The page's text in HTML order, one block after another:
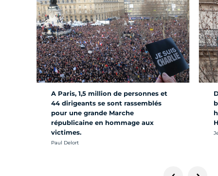
A Paris, 1,5 million de personnes et
44 dirigeants se sont rassemblés
pour une grande Marche
républicaine en hommage aux
victimes.
Crédit photo :
Paul Delort